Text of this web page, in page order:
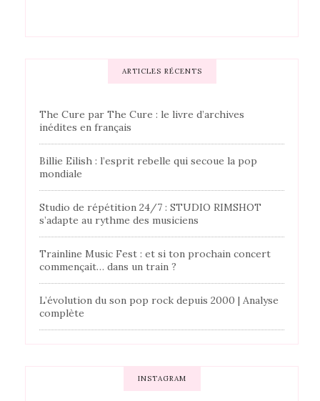
ARTICLES RÉCENTS
The Cure par The Cure : le livre d’archives
inédites en français
Billie Eilish : l’esprit rebelle qui secoue la pop
mondiale
Studio de répétition 24/7 : STUDIO RIMSHOT
s’adapte au rythme des musiciens
Trainline Music Fest : et si ton prochain concert
commençait… dans un train ?
L’évolution du son pop rock depuis 2000 | Analyse
complète
INSTAGRAM